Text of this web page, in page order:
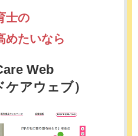
士の
めたいなら
Web
ケアウェブ）